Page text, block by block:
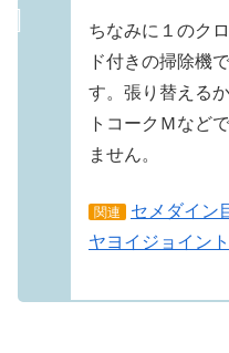
ちなみに１のク
ド付きの掃除機
す。張り替える
トコークＭなど
ません。
関連
セメダイン
ヤヨイジョイン